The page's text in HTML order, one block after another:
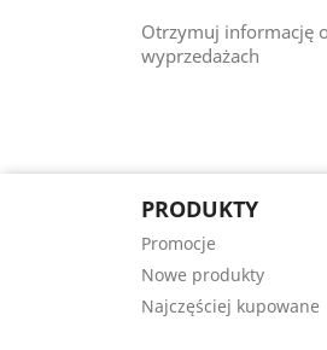
Otrzymuj informację
wyprzedażach
PRODUKTY
Promocje
Nowe produkty
Najczęściej kupowane